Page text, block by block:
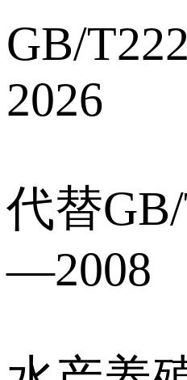
GB/
2026
代替
—2008